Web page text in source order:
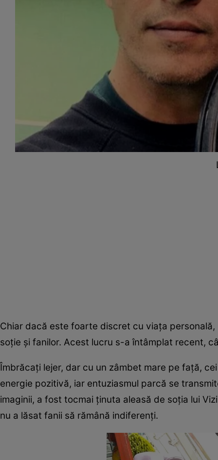
Chiar dacă este foarte discret cu viața
soție și fanilor. Acest lucru s-a întâmplat recent,
Îmbrăcați lejer, dar cu un zâmbet mare pe față,
energie pozitivă, iar entuziasmul parcă se
imaginii, a fost tocmai ținuta aleasă de soția lui
nu a lăsat fanii să rămână indiferenți.